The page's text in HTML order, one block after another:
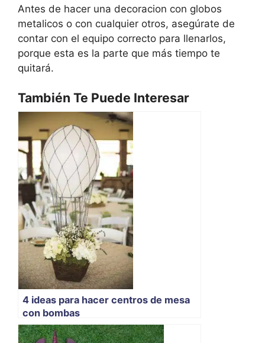
Antes de hacer una decoracion con globos
metalicos o con cualquier otros, asegúrate de
contar con el equipo correcto para llenarlos,
porque esta es la parte que más tiempo te
quitará.
También Te Puede Interesar
4 ideas para hacer centros de mesa
con bombas